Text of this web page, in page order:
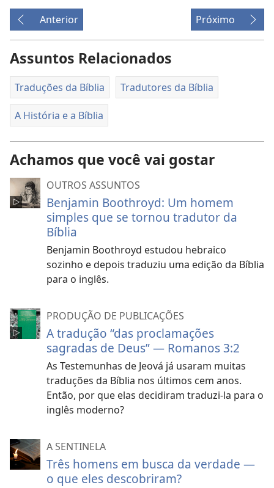
Anterior Próximo
Assuntos Relacionados
Traduções da Bíblia Tradutores da Bíblia
A História e a Bíblia
Achamos que você vai gostar
OUTROS ASSUNTOS
Benjamin Boothroyd: Um homem
simples que se tornou tradutor da
Bíblia
Benjamin Boothroyd estudou hebraico
sozinho e depois traduziu uma edição da Bíblia
para o inglês.
PRODUÇÃO DE PUBLICAÇÕES
A tradução “das proclamações
sagradas de Deus” — Romanos 3:2
As Testemunhas de Jeová já usaram muitas
traduções da Bíblia nos últimos cem anos.
Então, por que elas decidiram traduzi-la para o
inglês moderno?
A SENTINELA
Três homens em busca da verdade —
o que eles descobriram?